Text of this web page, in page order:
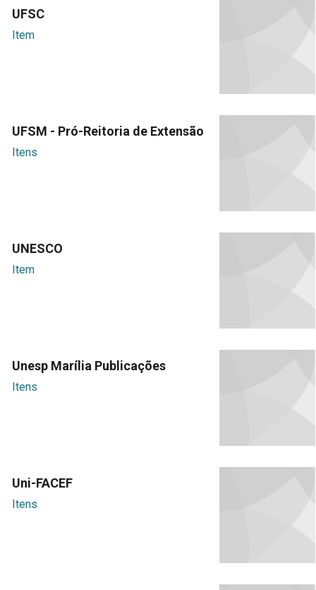
UFSC
Item
UFSM - Pró-Reitoria de Extensão
Itens
UNESCO
Item
Unesp Marília Publicações
Itens
Uni-FACEF
Itens